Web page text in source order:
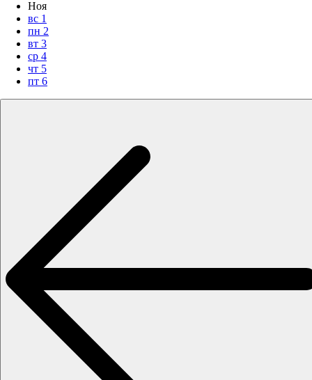
Ноя
вс 1
пн 2
вт 3
ср 4
чт 5
пт 6